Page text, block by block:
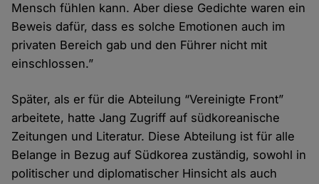
Mensch fühlen kann. Aber diese Gedichte waren ein
Beweis dafür, dass es solche Emotionen auch im
privaten Bereich gab und den Führer nicht mit
einschlossen.”
Später, als er für die Abteilung “Vereinigte Front”
arbeitete, hatte Jang Zugriff auf südkoreanische
Zeitungen und Literatur. Diese Abteilung ist für alle
Belange in Bezug auf Südkorea zuständig, sowohl in
politischer und diplomatischer Hinsicht als auch